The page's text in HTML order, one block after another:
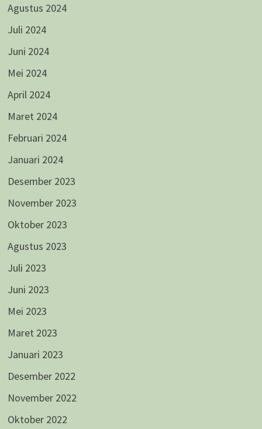
Agustus 2024
Juli 2024
Juni 2024
Mei 2024
April 2024
Maret 2024
Februari 2024
Januari 2024
Desember 2023
November 2023
Oktober 2023
Agustus 2023
Juli 2023
Juni 2023
Mei 2023
Maret 2023
Januari 2023
Desember 2022
November 2022
Oktober 2022